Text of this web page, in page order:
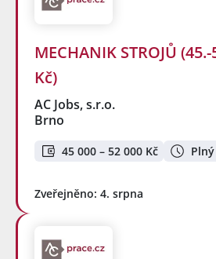
MECHANIK STROJŮ
Kč)
AC Jobs, s.r.o.
Brno
45 000 – 52 000 Kč
Zveřejněno: 4. srpna